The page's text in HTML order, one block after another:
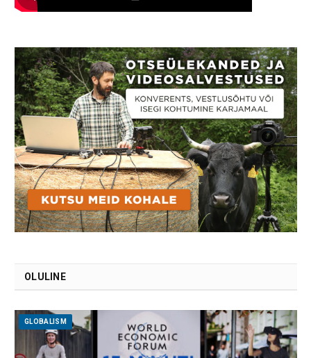
OLULINE
GLOBALISM